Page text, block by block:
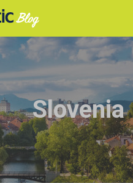
Slovenia